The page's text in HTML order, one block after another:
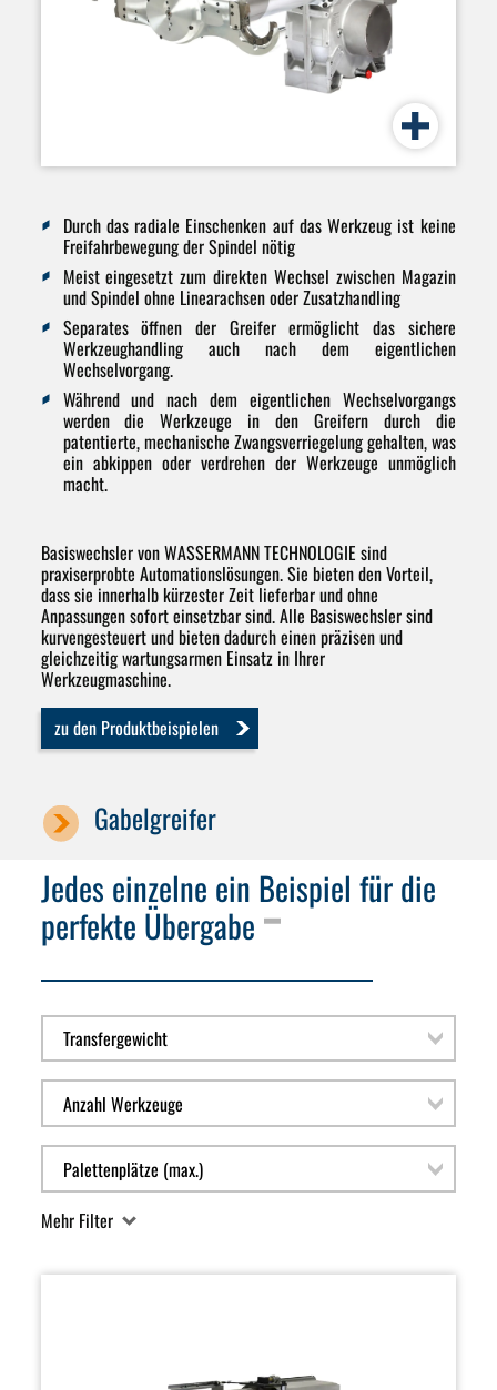
Durch das radiale Einschenken auf das Werkzeug ist keine
Freifahrbewegung der Spindel nötig
Meist eingesetzt zum direkten Wechsel zwischen Magazin
und Spindel ohne Linearachsen oder Zusatzhandling
Separates öffnen der Greifer ermöglicht das sichere
Werkzeughandling auch nach dem eigentlichen
Wechselvorgang.
Während und nach dem eigentlichen Wechselvorgangs
werden die Werkzeuge in den Greifern durch die
patentierte, mechanische Zwangsverriegelung gehalten, was
ein abkippen oder verdrehen der Werkzeuge unmöglich
macht.
Basiswechsler von WASSERMANN TECHNOLOGIE sind
praxiserprobte Automationslösungen. Sie bieten den Vorteil,
dass sie innerhalb kürzester Zeit lieferbar und ohne
Anpassungen sofort einsetzbar sind. Alle Basiswechsler sind
kurvengesteuert und bieten dadurch einen präzisen und
gleichzeitig wartungsarmen Einsatz in Ihrer
Werkzeugmaschine.
zu den Produktbeispielen
Gabelgreifer
Jedes einzelne ein Beispiel für die
perfekte Übergabe
Mehr Filter